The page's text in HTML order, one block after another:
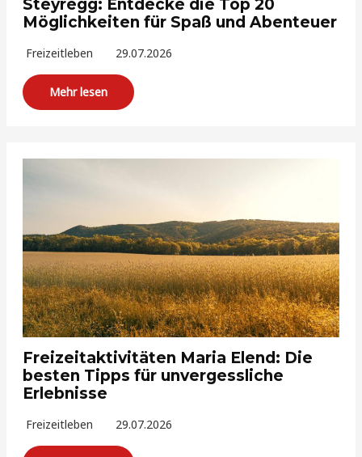
Steyregg: Entdecke die Top 20
Möglichkeiten für Spaß und Abenteuer
Freizeitleben 29.07.2026
Mehr lesen
Freizeitaktivitäten Maria Elend: Die
besten Tipps für unvergessliche
Erlebnisse
Freizeitleben 29.07.2026